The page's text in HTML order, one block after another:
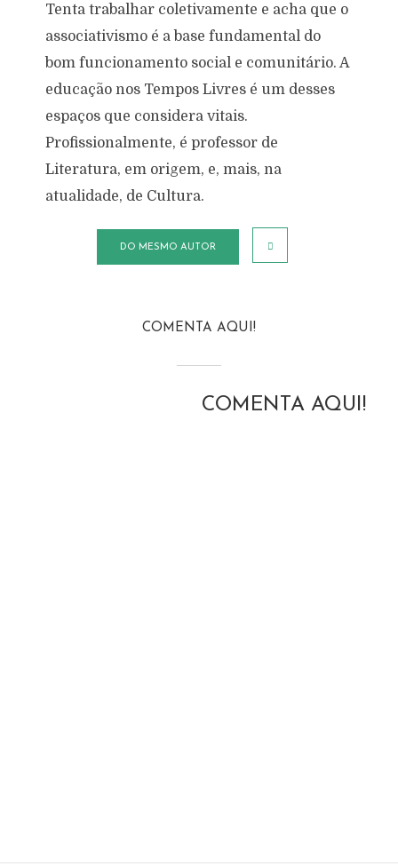
Tenta trabalhar coletivamente e acha que o
associativismo é a base fundamental do
bom funcionamento social e comunitário. A
educação nos Tempos Livres é um desses
espaços que considera vitais.
Profissionalmente, é professor de
Literatura, em origem, e, mais, na
atualidade, de Cultura.
DO MESMO AUTOR
COMENTA AQUI!
COMENTA AQUI!